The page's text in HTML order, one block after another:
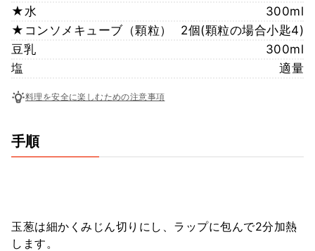
★水
300ml
★コンソメキューブ（顆粒）
2個(顆粒の場合小匙4)
豆乳
300ml
塩
適量
料理を安全に楽しむための注意事項
手順
玉葱は細かくみじん切りにし、ラップに包んで2分加熱
します。